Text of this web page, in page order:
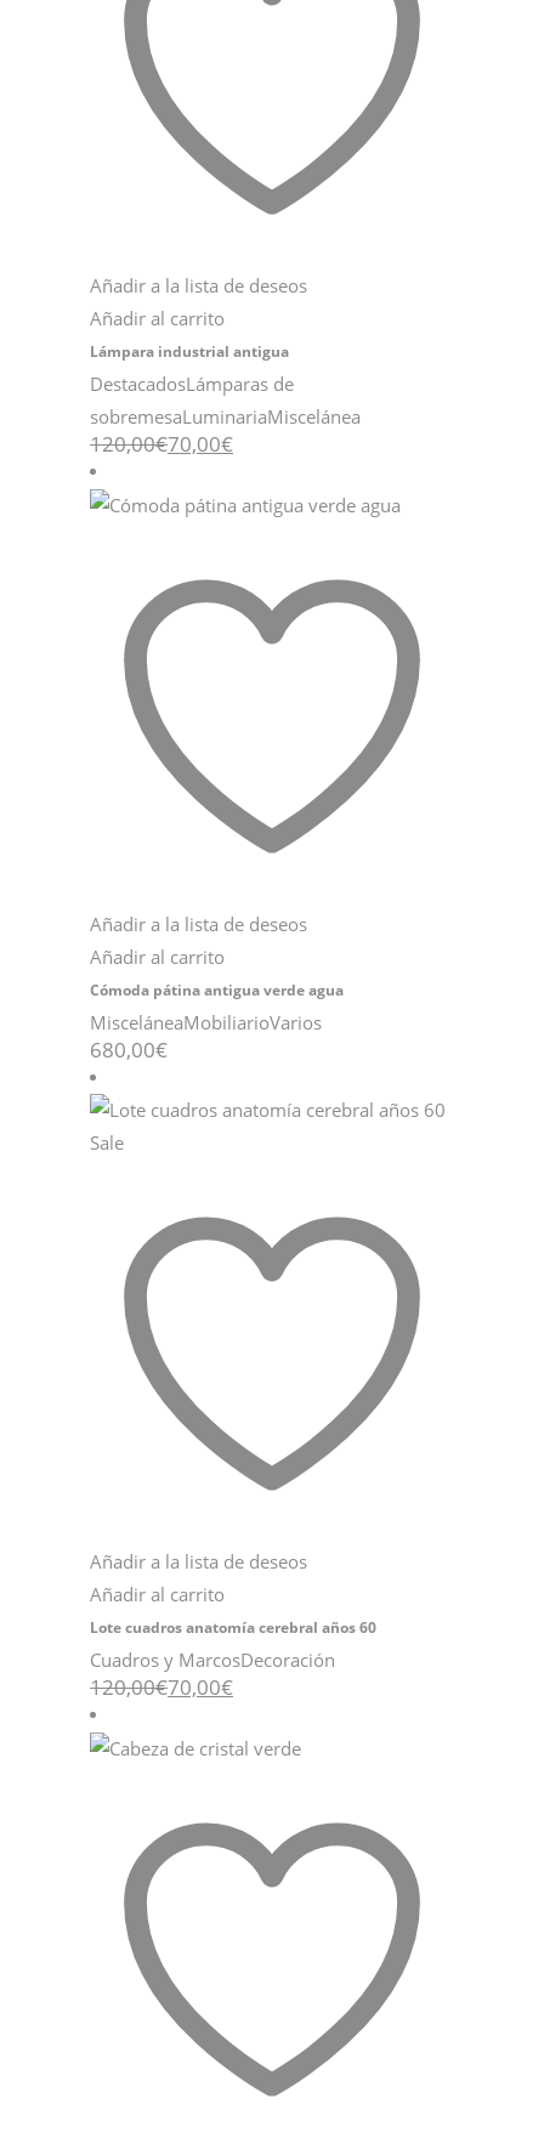
Añadir a la lista de deseos
Añadir al carrito
Lámpara industrial antigua
DestacadosLámparas de
sobremesaLuminariaMiscelánea
120,00€
El
precio
original
era:
70,00€
El
precio
actual
es:
Añadir a la lista de deseos
Añadir al carrito
Cómoda pátina antigua verde agua
MisceláneaMobiliarioVarios
680,00€
Sale
Añadir a la lista de deseos
Añadir al carrito
Lote cuadros anatomía cerebral años 60
Cuadros y MarcosDecoración
120,00€
El
precio
original
era:
70,00€
El
precio
actual
es: